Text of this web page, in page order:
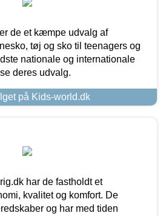
de et kæmpe udvalg af
tøj og sko til teenagers og
nationale og internationale
deres udvalg.
på Kids-world.dk
har de fastholdt et
kvalitet og komfort. De
og har med tiden